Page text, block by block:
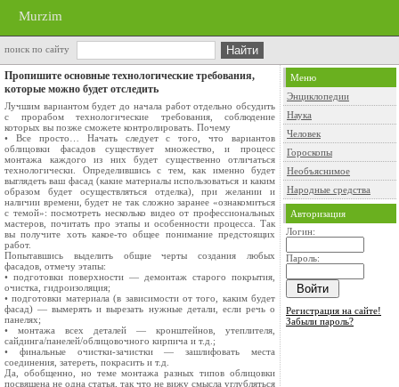
Murzim
поиск по сайту
Пропишите основные технологические требования,
которые можно будет отследить
Лучшим вариантом будет до начала работ отдельно обсудить
с прорабом технологические требования, соблюдение
которых вы позже сможете контролировать. Почему
• Все просто… Начать следует с того, что вариантов
облицовки фасадов существует множество, и процесс
монтажа каждого из них будет существенно отличаться
технологически. Определившись с тем, как именно будет
выглядеть ваш фасад (какие материалы использоваться и каким
образом будет осуществляться отделка), при желании и
наличии времени, будет не так сложно заранее «ознакомиться
с темой»: посмотреть несколько видео от профессиональных
мастеров, почитать про этапы и особенности процесса. Так
вы получите хоть какое-то общее понимание предстоящих
работ.
Попытавшись выделить общие черты создания любых
фасадов, отмечу этапы:
• подготовки поверхности — демонтаж старого покрытия,
очистка, гидроизоляция;
• подготовки материала (в зависимости от того, каким будет
фасад) — вымерять и вырезать нужные детали, если речь о
панелях;
• монтажа всех деталей — кронштейнов, утеплителя,
сайдинга/панелей/облицовочного кирпича и т.д.;
• финальные очистки-зачистки — зашлифовать места
соединения, затереть, покрасить и т.д.
Да, обобщенно, но теме монтажа разных типов облицовки
посвящена не одна статья, так что не вижу смысла углубляться
Меню
Энциклопедии
Наука
Человек
Гороскопы
Необъяснимое
Народные средства
Авторизация
Логин:
Пароль:
Регистрация на сайте!
Забыли пароль?